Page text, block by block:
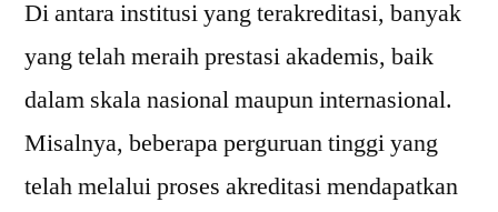
Di antara institusi yang terakreditasi, banyak
yang telah meraih prestasi akademis, baik
dalam skala nasional maupun internasional.
Misalnya, beberapa perguruan tinggi yang
telah melalui proses akreditasi mendapatkan